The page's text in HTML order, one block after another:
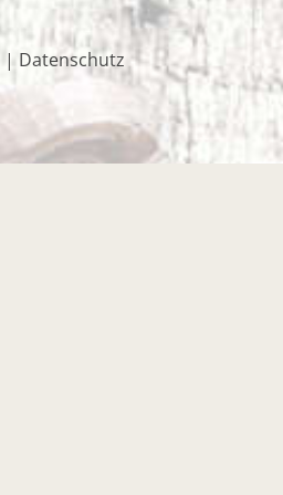
| Datenschutz